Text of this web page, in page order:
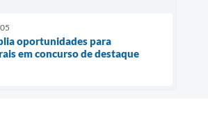
oportunidades para
em concurso de destaque